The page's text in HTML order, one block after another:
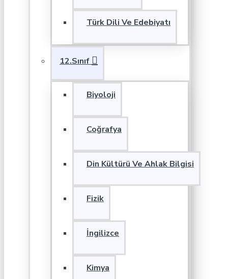
Türk Dili Ve Edebiyatı
12.Sınıf
Biyoloji
Coğrafya
Din Kültürü Ve Ahlak Bilgisi
Fizik
İngilizce
Kimya